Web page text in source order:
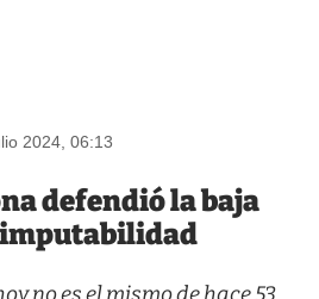
2024, 06:13
defendió la baja
imputabilidad